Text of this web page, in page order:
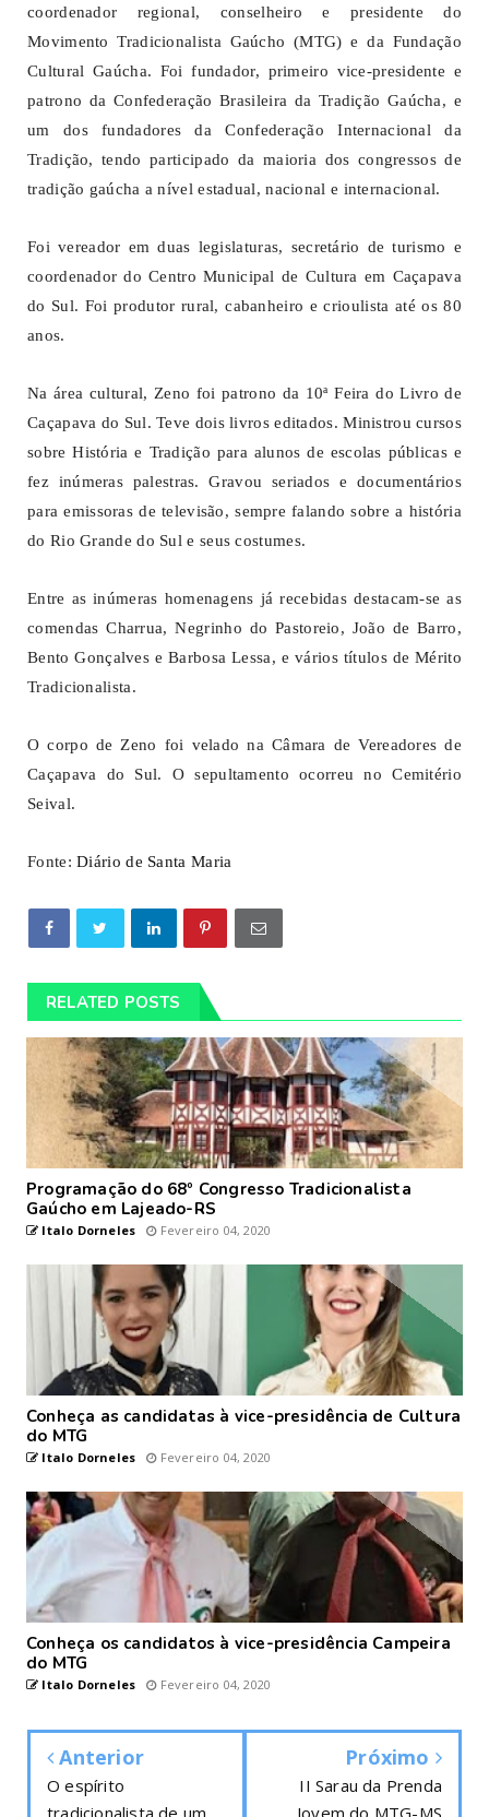
coordenador regional, conselheiro e presidente do
Movimento Tradicionalista Gaúcho (MTG) e da Fundação
Cultural Gaúcha. Foi fundador, primeiro vice-presidente e
patrono da Confederação Brasileira da Tradição Gaúcha, e
um dos fundadores da Confederação Internacional da
Tradição, tendo participado da maioria dos congressos de
tradição gaúcha a nível estadual, nacional e internacional.
Foi vereador em duas legislaturas, secretário de turismo e
coordenador do Centro Municipal de Cultura em Caçapava
do Sul. Foi produtor rural, cabanheiro e crioulista até os 80
anos.
Na área cultural, Zeno foi patrono da 10ª Feira do Livro de
Caçapava do Sul. Teve dois livros editados. Ministrou cursos
sobre História e Tradição para alunos de escolas públicas e
fez inúmeras palestras. Gravou seriados e documentários
para emissoras de televisão, sempre falando sobre a história
do Rio Grande do Sul e seus costumes.
Entre as inúmeras homenagens já recebidas destacam-se as
comendas Charrua, Negrinho do Pastoreio, João de Barro,
Bento Gonçalves e Barbosa Lessa, e vários títulos de Mérito
Tradicionalista.
O corpo de Zeno foi velado na Câmara de Vereadores de
Caçapava do Sul. O sepultamento ocorreu no Cemitério
Seival.
Fonte:Diário de Santa Maria
RELATED POSTS
Programação do 68º Congresso Tradicionalista
Gaúcho em Lajeado-RS
Italo Dorneles Fevereiro 04, 2020
Conheça as candidatas à vice-presidência de Cultura
do MTG
Italo Dorneles Fevereiro 04, 2020
Conheça os candidatos à vice-presidência Campeira
do MTG
Italo Dorneles Fevereiro 04, 2020
Anterior
O espírito
tradicionalista de um
Próximo
II Sarau da Prenda
Jovem do MTG-MS